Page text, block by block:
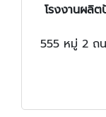
โรงงานผลิ
555 หมู่ 2 ถ